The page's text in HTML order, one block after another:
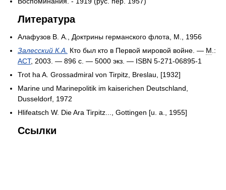
Литература
Алафузов В. А., Доктрины германского флота, М., 1956
Залесский К.А. Кто был кто в Первой мировой войне. — М .:
АСТ, 2003. — 896 с. — 5000 экз . — ISBN 5-271-06895-1
Trot ha A. Grossadmiral von Tirpitz, Breslau, [1932]
Marine und Marinepolitik im kaiserichen Deutschland,
Dusseldorf, 1972
Hlifeatsch W. Die Ara Tirpitz..., Gottingen [u. a., 1955]
Ссылки